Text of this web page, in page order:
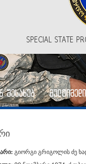
SPECIAL STATE
შესახებ
გიორგი გრიგოლის ძე